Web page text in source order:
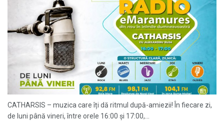
CATHARSIS – muzica care îți dă ritmul după-amiezii! În fiecare zi,
de luni până vineri, între orele 16:00 și 17:00,...